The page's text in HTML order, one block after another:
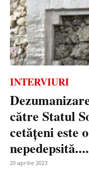
INTERVIURI
către Statul
cetățeni este
nepedepsită....
20 aprilie 2023